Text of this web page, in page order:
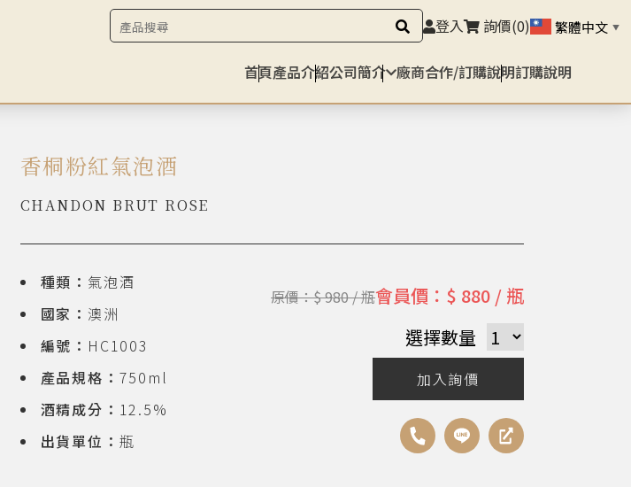
登入 詢價(0) 繁體中文 ▼
首頁產品介紹公司簡介 廠商合作/訂購說明訂購說明
香桐粉紅氣泡酒
CHANDON BRUT ROSE
種類： 氣泡酒
國家： 澳洲
編號： HC1003
產品規格： 750ml
酒精成分： 12.5%
出貨單位： 瓶
原價：$ 980 / 瓶會員價：$ 880 / 瓶
選擇數量
加入詢價